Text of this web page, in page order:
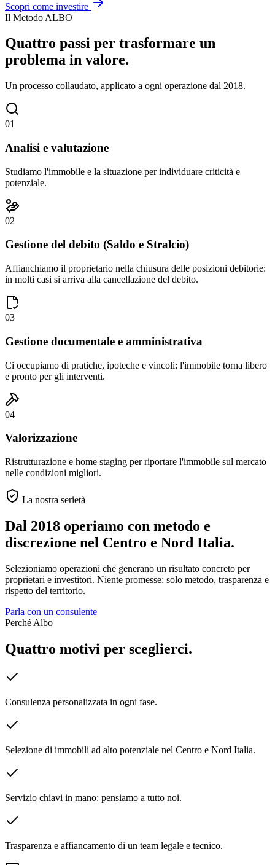
Scopri come investire
Il Metodo ALBO
Quattro passi per trasformare un
problema in valore.
Un processo collaudato, applicato a ogni operazione dal 2018.
01
Analisi e valutazione
Studiamo l'immobile e la situazione per individuare criticità e
potenziale.
02
Gestione del debito (Saldo e Stralcio)
Affianchiamo il proprietario nella chiusura delle posizioni debitorie:
in molti casi si arriva alla cancellazione del debito.
03
Gestione documentale e amministrativa
Ci occupiamo di pratiche, ipoteche e vincoli: l'immobile torna libero
e pronto per gli interventi.
04
Valorizzazione
Ristrutturazione e home staging per riportare l'immobile sul mercato
nelle condizioni migliori.
La nostra serietà
Dal 2018 operiamo con metodo e
discrezione nel Centro e Nord Italia.
Selezioniamo operazioni che generano un risultato concreto per
proprietari e investitori. Niente promesse: solo metodo, trasparenza e
rispetto del territorio.
Parla con un consulente
Perché Albo
Quattro motivi per sceglierci.
Consulenza personalizzata in ogni fase.
Selezione di immobili ad alto potenziale nel Centro e Nord Italia.
Servizio chiavi in mano: pensiamo a tutto noi.
Trasparenza e affiancamento di un team legale e tecnico.